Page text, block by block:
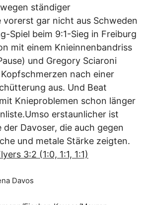
ständiger
vorerst gar nicht aus Schweden
Spiel beim 9:1-Sieg in Freiburg
mit einem Knieinnenbandriss
und Gregory Sciaroni
nach einer
aus. Und Beat
Knieproblemen schon länger
erstaunlicher ist
der Davoser, die auch gegen
und metale Stärke zeigten.
3:2 (1:0, 1:1, 1:1)
Davos